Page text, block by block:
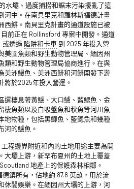
水壩、過度捕撈和鋸末污染擾亂了這
河中。在南貝里克和羅林斯福德計畫
西鯡。南貝里克計畫的通道設施已被
前正在 Rollinsford 專案中開發。通道
或透過 陷阱和卡車 到 2025 年投入營
美國魚類和野生動物管理局、緬因州
類和野生動物管理局協商進行。在與
美洲鰻魚、美洲西鯡和河鯡開發下游
將於2025年投入營運。
還棲息著黃鱸、大口鱸、藍鰓魚、金
棲魚類以及白吸盤魚和秋魚等河川魚
地物種，包括黑鯽魚、藍鰓魚和幾種
河的鱸魚。
程邊界附近和內的土地用途主要為開
大壩上游，新罕布夏州的土地上覆蓋
地產上的保護森林相鄰。
鎮所有，佔地約 87.8 英畝，用於流
休閒娛樂。在緬因州大壩的上游，河